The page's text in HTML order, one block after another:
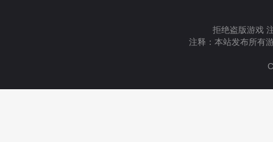
拒绝盗版游戏
注释：本站发布所有